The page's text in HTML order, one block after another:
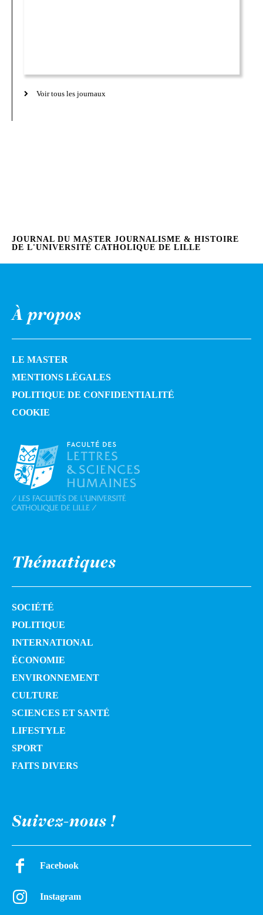
Voir tous les journaux
JOURNAL DU MASTER JOURNALISME & HISTOIRE
DE L'UNIVERSITÉ CATHOLIQUE DE LILLE
À propos
LE MASTER
MENTIONS LÉGALES
POLITIQUE DE CONFIDENTIALITÉ
COOKIE
Thématiques
SOCIÉTÉ
POLITIQUE
INTERNATIONAL
ÉCONOMIE
ENVIRONNEMENT
CULTURE
SCIENCES ET SANTÉ
LIFESTYLE
SPORT
FAITS DIVERS
Suivez-nous !
Facebook
Instagram